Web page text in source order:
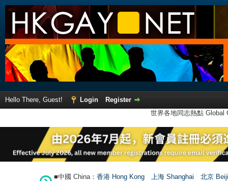
Hello There, Guest! Login
Register
世界各地同志熱點
■中國 China： 香港 Hong Kong 上海 Shanghai
北京